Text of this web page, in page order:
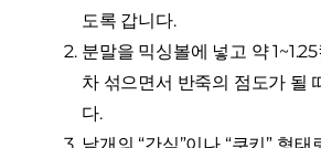
도록 갑니다.
분말을 믹싱볼에 넣고 약
차 섞으면서 반죽의 점도가 될
다.